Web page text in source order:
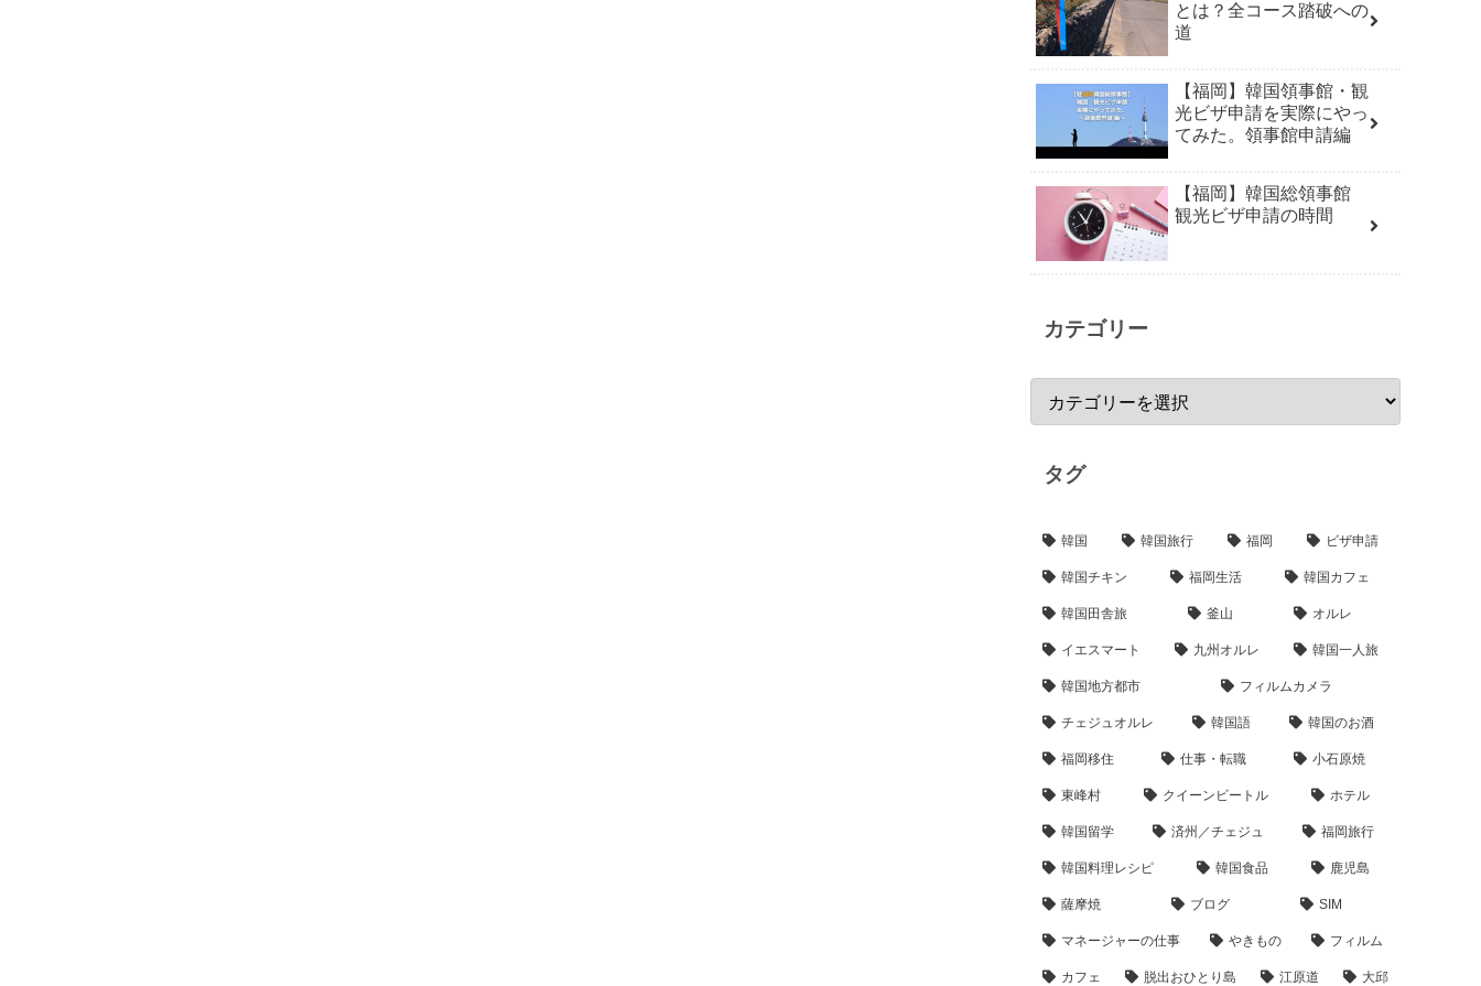
とは？全コース踏破への
道
【福岡】韓国領事館・観
光ビザ申請を実際にやっ
てみた。領事館申請編
【福岡】韓国総領事館
観光ビザ申請の時間
カテゴリー
タグ
韓国 韓国旅行 福岡 ビザ申請
韓国チキン 福岡生活 韓国カフェ
韓国田舎旅 釜山 オルレ
イエスマート 九州オルレ 韓国一人旅
韓国地方都市 フィルムカメラ
チェジュオルレ 韓国語 韓国のお酒
福岡移住 仕事・転職 小石原焼
東峰村 クイーンビートル ホテル
韓国留学 済州／チェジュ 福岡旅行
韓国料理レシピ 韓国食品 鹿児島
薩摩焼 ブログ SIM
マネージャーの仕事 やきもの フィルム
カフェ 脱出おひとり島 江原道 大邱